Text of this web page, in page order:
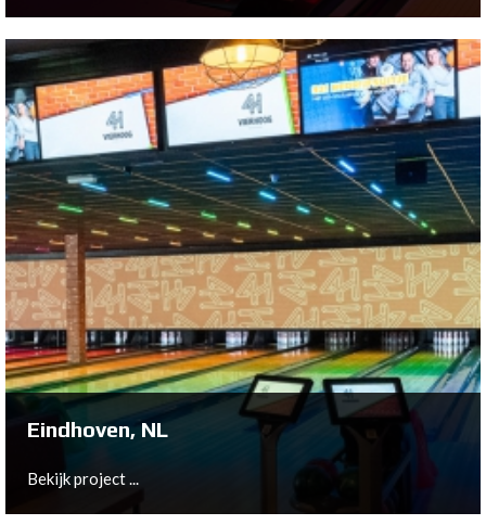
Zwolle, NL
Bekijk project ...
Eindhoven, NL
Bekijk project ...